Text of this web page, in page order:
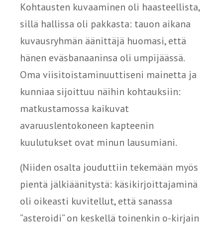
Kohtausten kuvaaminen oli haasteellista,
sillä hallissa oli pakkasta: tauon aikana
kuvausryhmän äänittäjä huomasi, että
hänen eväsbanaaninsa oli umpijäässä.
Oma viisitoistaminuuttiseni mainetta ja
kunniaa sijoittuu näihin kohtauksiin:
matkustamossa kaikuvat
avaruuslentokoneen kapteenin
kuulutukset ovat minun lausumiani.
(Niiden osalta jouduttiin tekemään myös
pientä jälkiäänitystä: käsikirjoittajaminä
oli oikeasti kuvitellut, että sanassa
”asteroidi” on keskellä toinenkin o-kirjain